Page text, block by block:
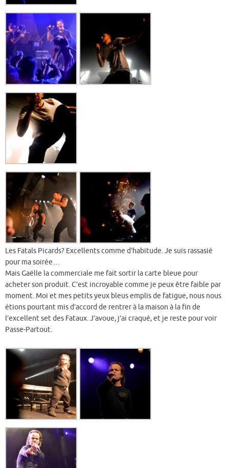
Les Fatals Picards? Excellents comme d’habitude. Je suis rassasié
pour ma soirée…
Mais Gaëlle la commerciale me fait sortir la carte bleue pour
acheter son produit. C’est incroyable comme je peux être faible par
moment. Moi et mes petits yeux bleus emplis de fatigue, nous nous
étions pourtant mis d’accord de rentrer à la maison à la fin de
l’excellent set des Fataux. J’avoue, j’ai craqué, et je reste pour voir
Passe-Partout.